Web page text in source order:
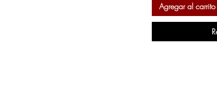
Agregar al carrito